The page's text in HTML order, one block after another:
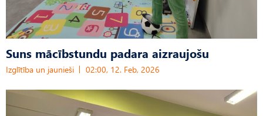
Suns mācībstundu padara aizraujošu
Izglītība un jaunieši 02:00, 12. Feb, 2026